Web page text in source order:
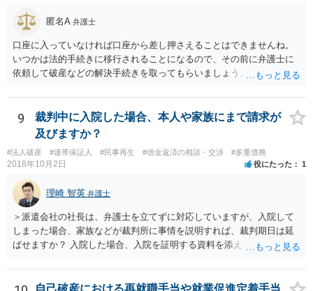
匿名A 弁護士
口座に入っていなければ口座から差し押さえることはできませんね。
いつかは法的手続きに移行されることになるので、その前に弁護士に
依頼して破産などの解決手続きを取ってもらいましょう。
9
裁判中に入院した場合、本人や家族にまで請求が
及びますか？
#法人破産 #連帯保証人 #民事再生 #借金返済の相談・交渉 #多重債務
2018年10月2日 役にたった 1
理崎 智英 弁護士
＞派遣会社の社長は、弁護士を立てずに対応していますが、入院して
しまった場合、家族などが裁判所に事情を説明すれば、裁判期日は延
ばせますか？ 入院した場合、入院を証明する資料を添えて、裁判所に
書けない、意識が無い場合など、弁護士ではなく家族などの代理人が
裁判延期を申請できますか？ ご家族であっても訴訟代理権はありませ
自己破産における再就職手当や就業促進定着手当